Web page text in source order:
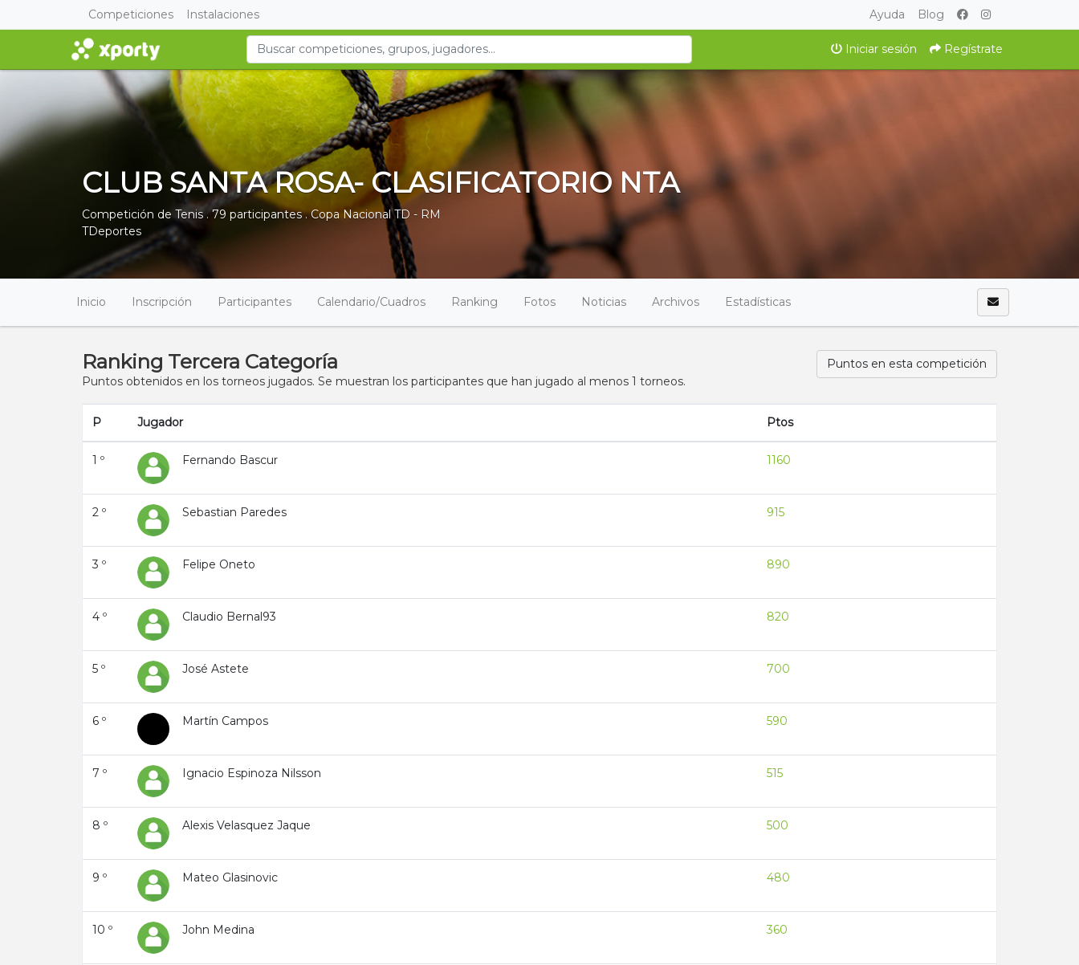
Competiciones Instalaciones Ayuda Blog
Iniciar sesión Regístrate
CLUB SANTA ROSA- CLASIFICATORIO NTA
Competición de Tenis . 79 participantes .Copa Nacional TD - RM
TDeportes
Inicio Inscripción Participantes Calendario/Cuadros Ranking Fotos Noticias Archivos Estadísticas
Ranking Tercera Categoría
Puntos obtenidos en los torneos jugados. Se muestran los participantes que han jugado al menos 1 torneos.
Puntos en esta competición
P Jugador Ptos
1 º Fernando Bascur 1160
2 º Sebastian Paredes 915
3 º Felipe Oneto 890
4 º Claudio Bernal93 820
5 º José Astete 700
6 º Martín Campos 590
7 º Ignacio Espinoza Nilsson 515
8 º Alexis Velasquez Jaque 500
9 º Mateo Glasinovic 480
10 º John Medina 360